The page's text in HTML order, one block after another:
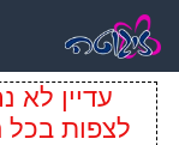
עדיין לא
לצפות בכל